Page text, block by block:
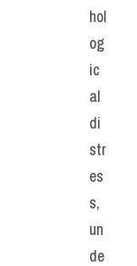
hol
og
ic
al
di
str
es
s,
un
de